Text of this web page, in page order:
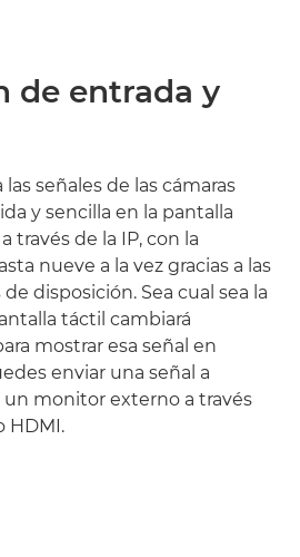
de entrada y
señales de las cámaras
y sencilla en la pantalla
través de la IP, con la
nueve a la vez gracias a las
disposición. Sea cual sea la
táctil cambiará
mostrar esa señal en
enviar una señal a
monitor externo a través
HDMI.